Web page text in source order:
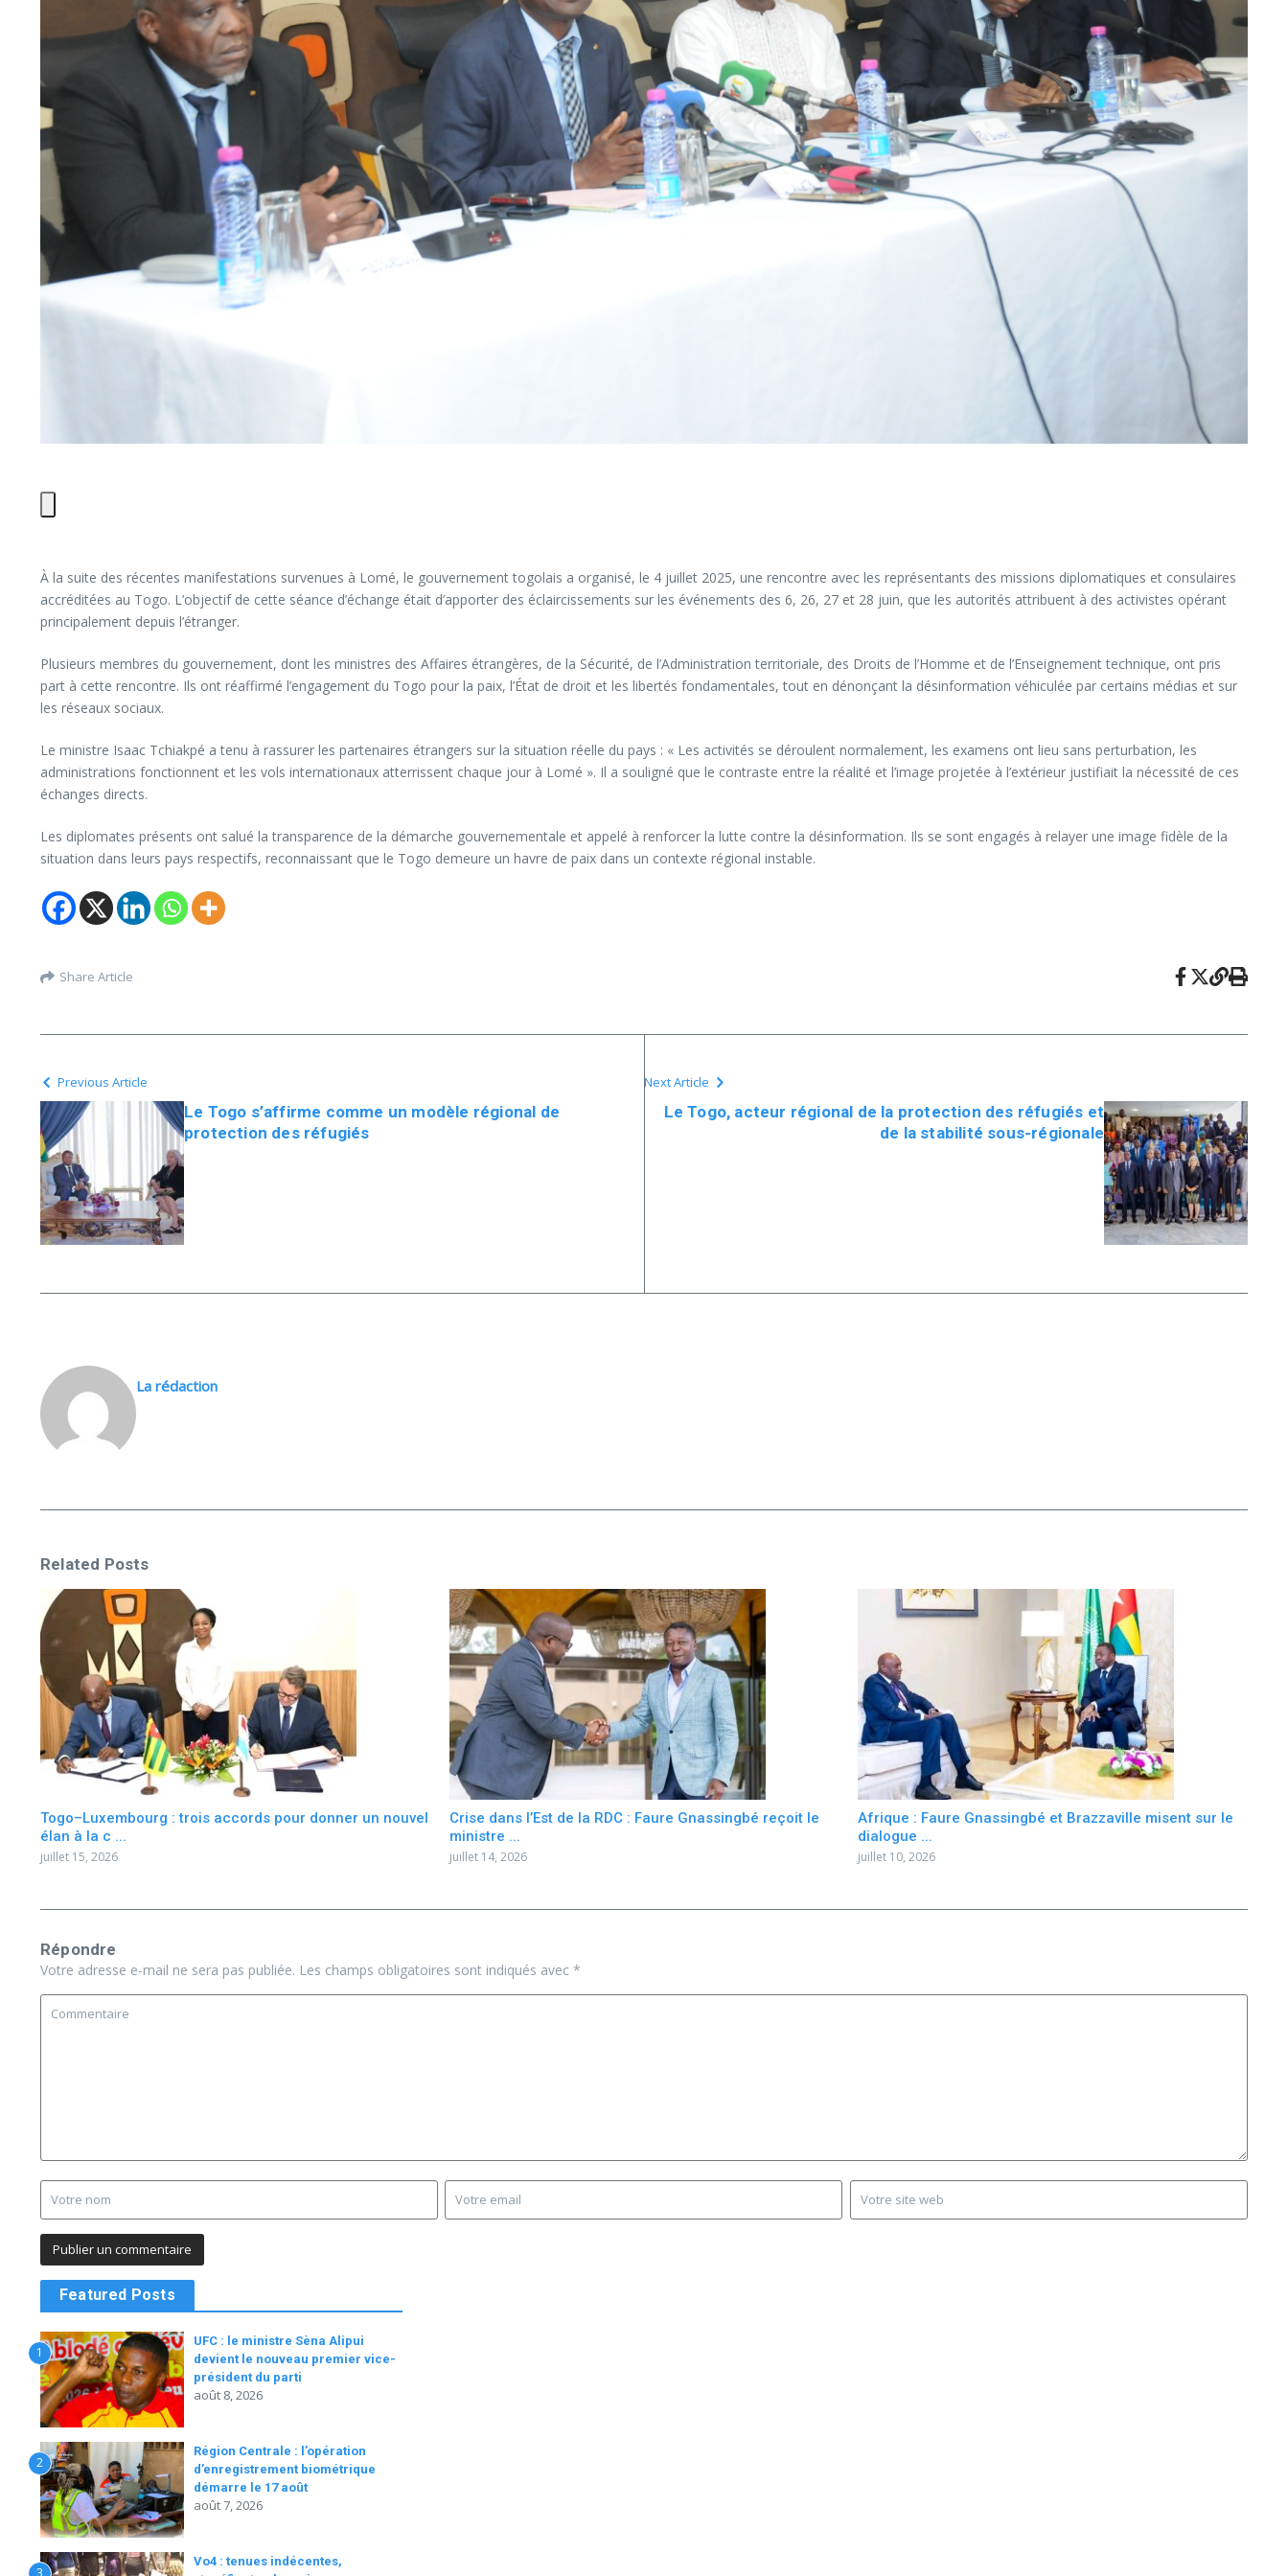
À la suite des récentes manifestations survenues à Lomé, le gouvernement togolais a organisé, le 4 juillet 2025, une rencontre avec les représentants des missions diplomatiques et consulaires
accréditées au Togo. L’objectif de cette séance d’échange était d’apporter des éclaircissements sur les événements des 6, 26, 27 et 28 juin, que les autorités attribuent à des activistes opérant
principalement depuis l’étranger.
Plusieurs membres du gouvernement, dont les ministres des Affaires étrangères, de la Sécurité, de l’Administration territoriale, des Droits de l’Homme et de l’Enseignement technique, ont pris
part à cette rencontre. Ils ont réaffirmé l’engagement du Togo pour la paix, l’État de droit et les libertés fondamentales, tout en dénonçant la désinformation véhiculée par certains médias et sur
les réseaux sociaux.
Le ministre Isaac Tchiakpé a tenu à rassurer les partenaires étrangers sur la situation réelle du pays : « Les activités se déroulent normalement, les examens ont lieu sans perturbation, les
administrations fonctionnent et les vols internationaux atterrissent chaque jour à Lomé ». Il a souligné que le contraste entre la réalité et l’image projetée à l’extérieur justifiait la nécessité de ces
échanges directs.
Les diplomates présents ont salué la transparence de la démarche gouvernementale et appelé à renforcer la lutte contre la désinformation. Ils se sont engagés à relayer une image fidèle de la
situation dans leurs pays respectifs, reconnaissant que le Togo demeure un havre de paix dans un contexte régional instable.
Share Article
Previous Article
Le Togo s’affirme comme un modèle régional de
protection des réfugiés
Next Article
Le Togo, acteur régional de la protection des réfugiés et
de la stabilité sous-régionale
La rédaction
Related Posts
Togo–Luxembourg : trois accords pour donner un nouvel
élan à la c ...
juillet 15, 2026
Crise dans l’Est de la RDC : Faure Gnassingbé reçoit le
ministre ...
juillet 14, 2026
Afrique : Faure Gnassingbé et Brazzaville misent sur le
dialogue ...
juillet 10, 2026
Répondre
Votre adresse e-mail ne sera pas publiée. Les champs obligatoires sont indiqués avec *
Featured Posts
1
UFC : le ministre Sèna Alipui
devient le nouveau premier vice-
président du parti
août 8, 2026
2
Région Centrale : l’opération
d’enregistrement biométrique
démarre le 17 août
août 7, 2026
Vo4 : tenues indécentes,